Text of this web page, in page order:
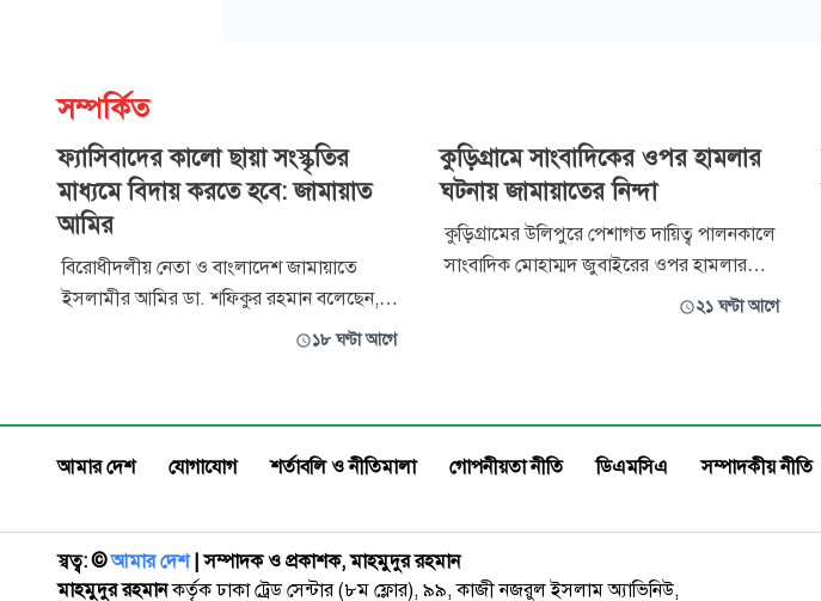
সম্পর্কিত
ফ্যাসিবাদের কালো ছায়া সংস্কৃতির
মাধ্যমে বিদায় করতে হবে: জামায়াত
আমির
বিরোধীদলীয় নেতা ও বাংলাদেশ জামায়াতে
ইসলামীর আমির ডা. শফিকুর রহমান বলেছেন,
ফ্যাসিবাদ ও ফ্যাসিবাদের দোসরা চব্বিশের ৫
সংস্কৃতির মাধ্যমে তাড়াতে হবে। দেশীয় সংস্কৃতি
সংসদ সেই কার্যক্রম পরিচালনা করে যাচ্ছে। ব
১৮ ঘণ্টা আগে
কুড়িগ্রামে সাংবাদিকের ওপর হামলার
ঘটনায় জামায়াতের নিন্দা
কুড়িগ্রামের উলিপুরে পেশাগত দায়িত্ব পালনকালে
সাংবাদিক মোহাম্মদ জুবাইরের ওপর হামলার
ঘটনায় গভীর উদ্বেগ ও তীব্র নিন্দা প্রতিবাদ
মাহবুব জুবায়ের এ নিন্দা জানান। বিবৃতিতে তিনি
২১ ঘণ্টা আগে
আমার দেশ যোগাযোগ শর্তাবলি ও নীতিমালা গোপনীয়তা নীতি ডিএমসিএ সম্পাদকীয় নীতি
স্বত্ব: ©️আমার দেশ| সম্পাদক ও প্রকাশক, মাহমুদুর রহমান
মাহমুদুর রহমানকর্তৃক ঢাকা ট্রেড সেন্টার (৮ম ফ্লোর), ৯৯, কাজী নজরুল ইসলাম অ্যাভিনিউ,